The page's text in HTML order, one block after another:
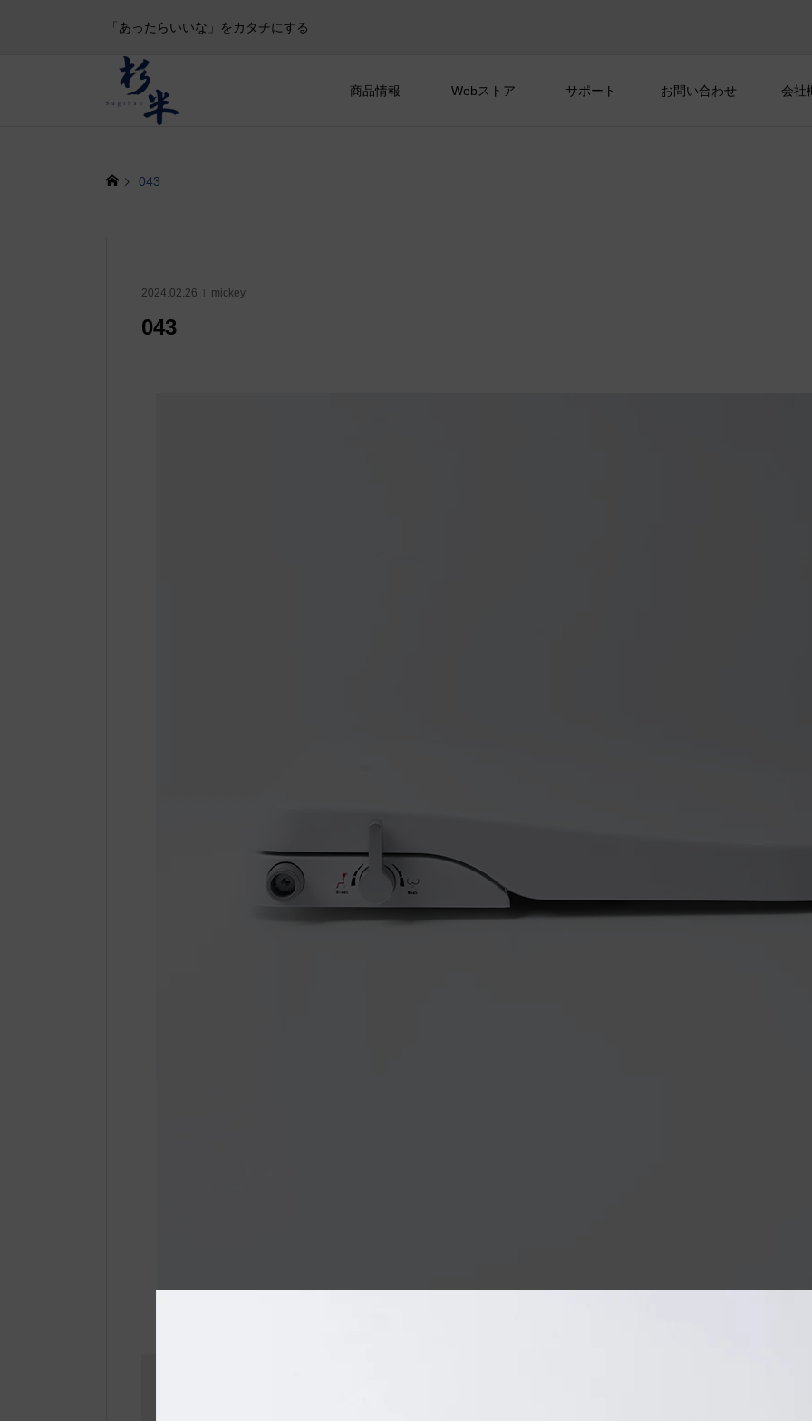
「あったらいいな」をカタチにする
商品情報 Webストア サポート お問い合わせ 会社
043
2024.02.26 mickey
043